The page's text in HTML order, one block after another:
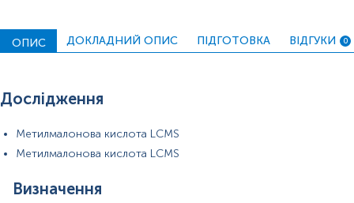
ММК із сироватки крові, хроматографічне розділення
компонентів та подальше мас‑спектрометричне
Аналіз ММК є незамінним у випадках, коли стандартні
картини. На відміну від загального рівня B12 у крові,
функціональному дефіциті, концентрація ММК
метаболічних процесів. Саме тому визначення ММК
ОПИС ДОКЛАДНИЙ ОПИС ПІДГОТОВКА ВІДГУКИ 0
Дослідження
Метилмалонова кислота LCMS
Метилмалонова кислота LCMS
Визначення